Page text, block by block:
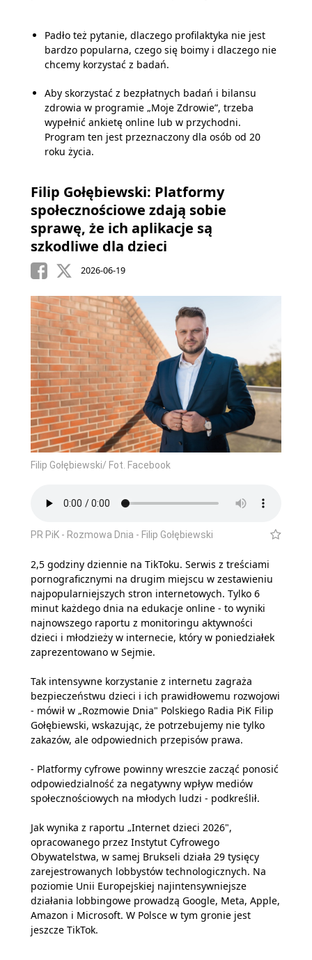
Padło też pytanie, dlaczego profilaktyka nie jest
bardzo popularna, czego się boimy i dlaczego nie
chcemy korzystać z badań.
Aby skorzystać z bezpłatnych badań i bilansu
zdrowia w programie „Moje Zdrowie”, trzeba
wypełnić ankietę online lub w przychodni.
Program ten jest przeznaczony dla osób od 20
roku życia.
Filip Gołębiewski: Platformy
społecznościowe zdają sobie
sprawę, że ich aplikacje są
szkodliwe dla dzieci
2026-06-19
Filip Gołębiewski/ Fot. Facebook
PR PiK - Rozmowa Dnia - Filip Gołębiewski
2,5 godziny dziennie na TikToku. Serwis z treściami
pornograficznymi na drugim miejscu w zestawieniu
najpopularniejszych stron internetowych. Tylko 6
minut każdego dnia na edukacje online - to wyniki
najnowszego raportu z monitoringu aktywności
dzieci i młodzieży w internecie, który w poniedziałek
zaprezentowano w Sejmie.
Tak intensywne korzystanie z internetu zagraża
bezpieczeństwu dzieci i ich prawidłowemu rozwojowi
- mówił w „Rozmowie Dnia" Polskiego Radia PiK Filip
Gołębiewski, wskazując, że potrzebujemy nie tylko
zakazów, ale odpowiednich przepisów prawa.
- Platformy cyfrowe powinny wreszcie zacząć ponosić
odpowiedzialność za negatywny wpływ mediów
społecznościowych na młodych ludzi - podkreślił.
Jak wynika z raportu „Internet dzieci 2026",
opracowanego przez Instytut Cyfrowego
Obywatelstwa, w samej Brukseli działa 29 tysięcy
zarejestrowanych lobbystów technologicznych. Na
poziomie Unii Europejskiej najintensywniejsze
działania lobbingowe prowadzą Google, Meta, Apple,
Amazon i Microsoft. W Polsce w tym gronie jest
jeszcze TikTok.